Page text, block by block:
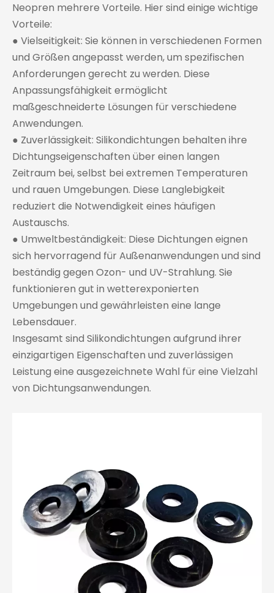
Neopren mehrere Vorteile. Hier sind einige wichtige
Vorteile:
● Vielseitigkeit: Sie können in verschiedenen Formen
und Größen angepasst werden, um spezifischen
Anforderungen gerecht zu werden. Diese
Anpassungsfähigkeit ermöglicht
maßgeschneiderte Lösungen für verschiedene
Anwendungen.
● Zuverlässigkeit: Silikondichtungen behalten ihre
Dichtungseigenschaften über einen langen
Zeitraum bei, selbst bei extremen Temperaturen
und rauen Umgebungen. Diese Langlebigkeit
reduziert die Notwendigkeit eines häufigen
Austauschs.
● Umweltbeständigkeit: Diese Dichtungen eignen
sich hervorragend für Außenanwendungen und sind
beständig gegen Ozon- und UV-Strahlung. Sie
funktionieren gut in wetterexponierten
Umgebungen und gewährleisten eine lange
Lebensdauer.
Insgesamt sind Silikondichtungen aufgrund ihrer
einzigartigen Eigenschaften und zuverlässigen
Leistung eine ausgezeichnete Wahl für eine Vielzahl
von Dichtungsanwendungen.